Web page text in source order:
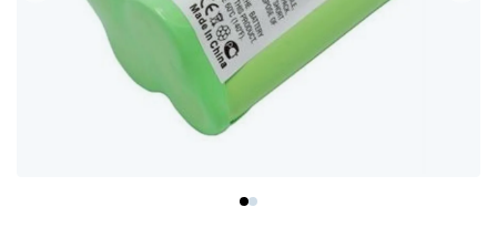
item
item